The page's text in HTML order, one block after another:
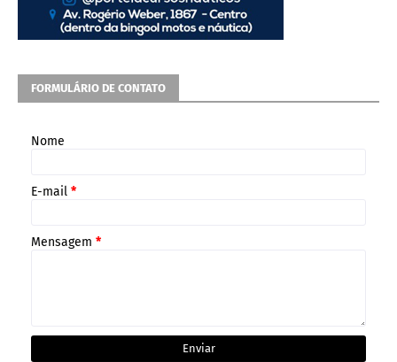
FORMULÁRIO DE CONTATO
Nome
E-mail *
Mensagem *